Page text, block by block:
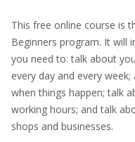
navegación
This free online course is
Beginners program. It will
you need to: talk about
every day and every
when things happen; talk
working hours; and talk
shops and businesses.